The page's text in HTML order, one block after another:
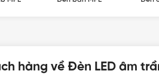
hàng về Đèn LED âm